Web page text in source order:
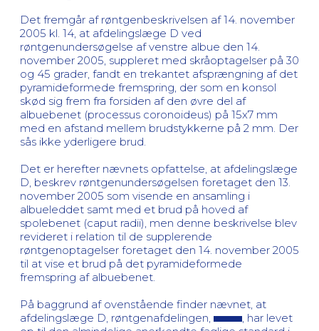
Det fremgår af røntgenbeskrivelsen af 14. november
2005 kl. 14, at afdelingslæge D ved
røntgenundersøgelse af venstre albue den 14.
november 2005, suppleret med skråoptagelser på 30
og 45 grader, fandt en trekantet afsprængning af det
pyramideformede fremspring, der som en konsol
skød sig frem fra forsiden af den øvre del af
albuebenet (processus coronoideus) på 15x7 mm
med en afstand mellem brudstykkerne på 2 mm. Der
sås ikke yderligere brud.
Det er herefter nævnets opfattelse, at afdelingslæge
D, beskrev røntgenundersøgelsen foretaget den 13.
november 2005 som visende en ansamling i
albueleddet samt med et brud på hoved af
spolebenet (caput radii), men denne beskrivelse blev
revideret i relation til de supplerende
røntgenoptagelser foretaget den 14. november 2005
til at vise et brud på det pyramideformede
fremspring af albuebenet.
På baggrund af ovenstående finder nævnet, at
afdelingslæge D, røntgenafdelingen,
, har levet